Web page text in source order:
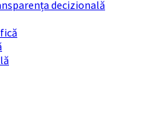
decizională